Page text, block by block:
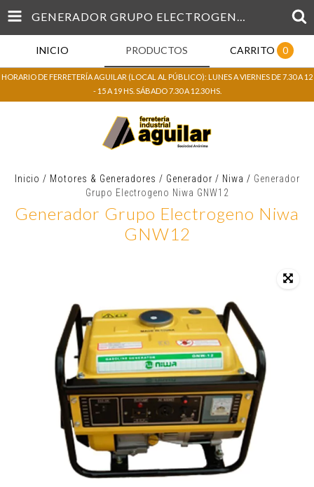
GENERADOR GRUPO ELECTROGENO NIWA GNW12
INICIO PRODUCTOS CARRITO 0
HORARIO DE FERRETERÍA AGUILAR (LOCAL AL PÚBLICO): LUNES A VIERNES DE 7.30 A 12
- 15 A 19 HS. SÁBADO 7.30 A 12.30 HS.
Inicio / Motores & Generadores / Generador / Niwa / Generador
Grupo Electrogeno Niwa GNW12
Generador Grupo Electrogeno Niwa
GNW12